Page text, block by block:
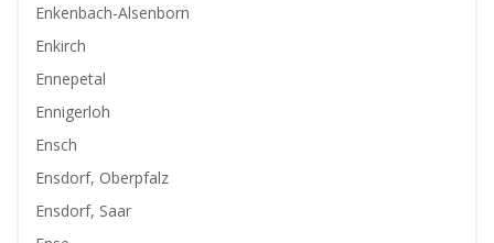
Enkenbach-Alsenborn
Enkirch
Ennepetal
Ennigerloh
Ensch
Ensdorf, Oberpfalz
Ensdorf, Saar